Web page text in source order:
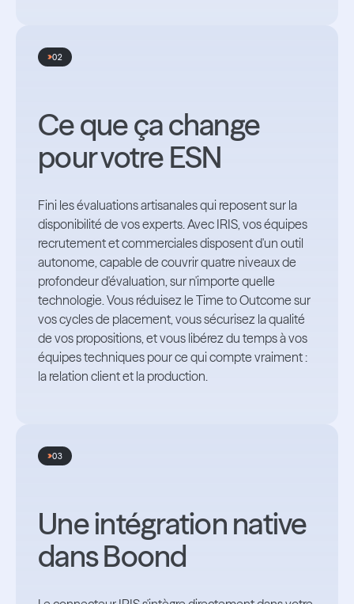
02
Ce que ça change
pour votre ESN
Fini les évaluations artisanales qui reposent sur la
disponibilité de vos experts. Avec IRIS, vos équipes
recrutement et commerciales disposent d'un outil
autonome, capable de couvrir quatre niveaux de
profondeur d'évaluation, sur n'importe quelle
technologie. Vous réduisez le Time to Outcome sur
vos cycles de placement, vous sécurisez la qualité
de vos propositions, et vous libérez du temps à vos
équipes techniques pour ce qui compte vraiment :
la relation client et la production.
03
Une intégration native
dans Boond